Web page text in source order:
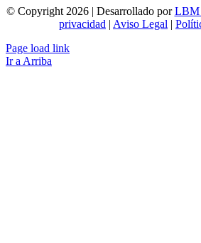
© Copyright 2026 | Desarrollado porLBM
privacidad | Aviso Legal |
Page load link
Ir a Arriba